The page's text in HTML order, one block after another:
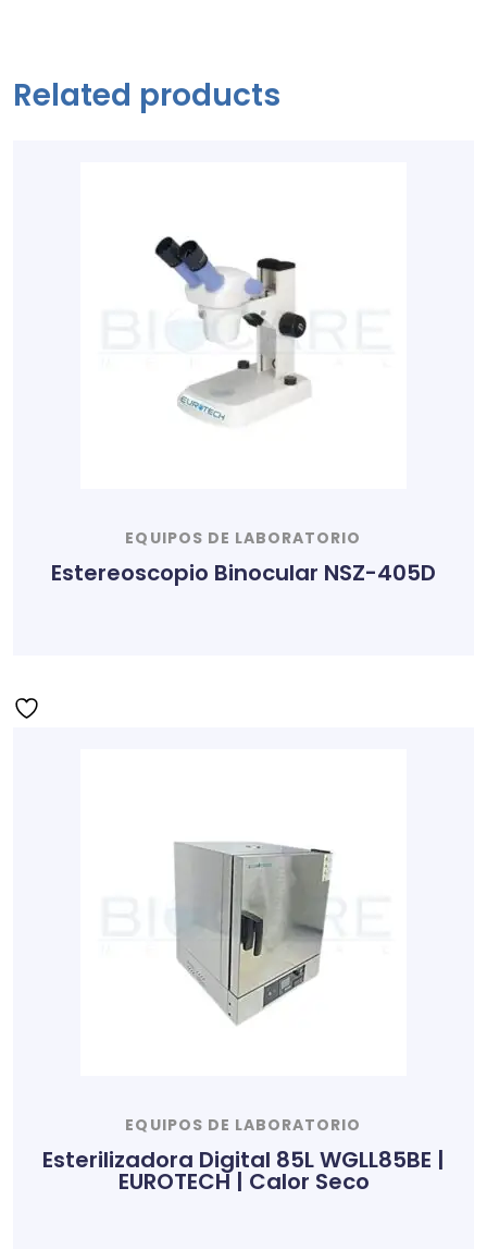
Related products
EQUIPOS DE LABORATORIO
Estereoscopio Binocular NSZ-405D
EQUIPOS DE LABORATORIO
Esterilizadora Digital 85L WGLL85BE |
EUROTECH | Calor Seco